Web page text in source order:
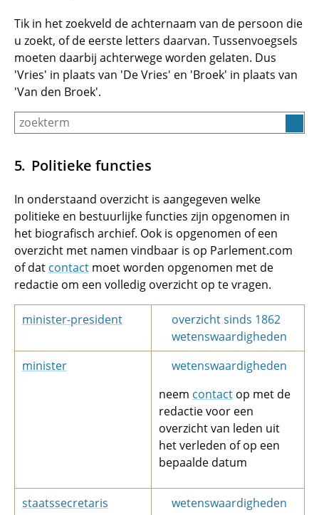
Tik in het zoekveld de achternaam van de persoon die
u zoekt, of de eerste letters daarvan. Tussenvoegsels
moeten daarbij achterwege worden gelaten. Dus
'Vries' in plaats van 'De Vries' en 'Broek' in plaats van
'Van den Broek'.
Politieke functies
In onderstaand overzicht is aangegeven welke
politieke en bestuurlijke functies zijn opgenomen in
het biografisch archief. Ook is opgenomen of een
overzicht met namen vindbaar is op Parlement.com
of dat contact moet worden opgenomen met de
redactie om een volledig overzicht op te vragen.
minister-president
overzicht sinds 1862
wetenswaardigheden
minister
wetenswaardigheden
neem contact op met de
redactie voor een
overzicht van leden uit
het verleden of op een
bepaalde datum
staatssecretaris
wetenswaardigheden